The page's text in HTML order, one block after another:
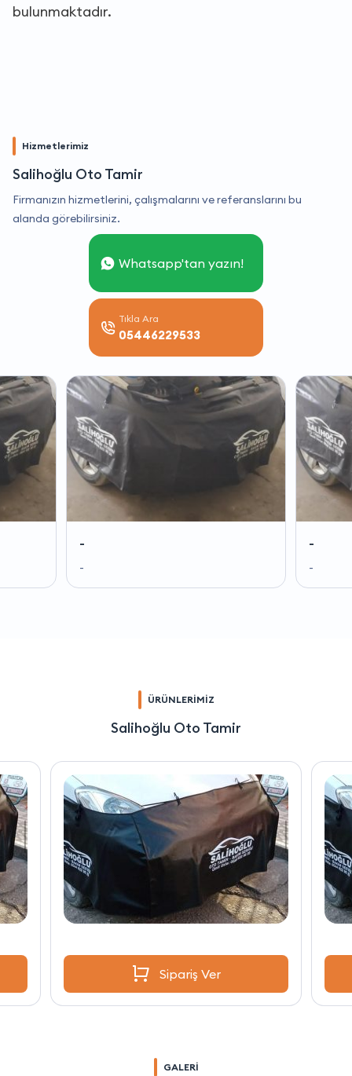
bulunmaktadır.
Hizmetlerimiz
Salihoğlu Oto Tamir
Firmanızın hizmetlerini, çalışmalarını ve referanslarını bu
alanda görebilirsiniz.
Whatsapp'tan yazın!
Tıkla Ara
05446229533
-
-
-
-
ÜRÜNLERİMİZ
Salihoğlu Oto Tamir
Sipariş Ver
GALERİ